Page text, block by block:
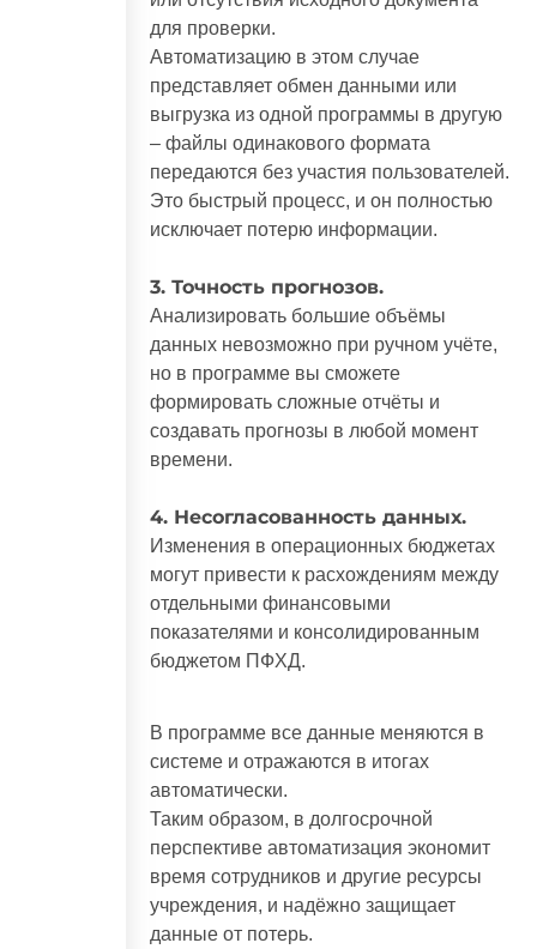
для проверки.
Автоматизацию в этом случае
представляет обмен данными или
выгрузка из одной программы в другую
– файлы одинакового формата
передаются без участия пользователей.
Это быстрый процесс, и он полностью
исключает потерю информации.
3. Точность прогнозов.
Анализировать большие объёмы
данных невозможно при ручном учёте,
но в программе вы сможете
формировать сложные отчёты и
создавать прогнозы в любой момент
времени.
4. Несогласованность данных.
Изменения в операционных бюджетах
могут привести к расхождениям между
отдельными финансовыми
показателями и консолидированным
бюджетом ПФХД.
В программе все данные меняются в
системе и отражаются в итогах
автоматически.
Таким образом, в долгосрочной
перспективе автоматизация экономит
время сотрудников и другие ресурсы
учреждения, и надёжно защищает
данные от потерь.